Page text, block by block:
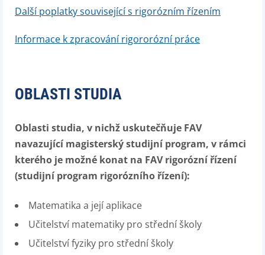
Další poplatky související s rigorózním řízením
Informace k zpracování rigororózní práce
OBLASTI STUDIA
Oblasti studia, v nichž uskutečňuje FAV
navazující magisterský studijní program, v rámci
kterého je možné konat na FAV rigorózní řízení
(studijní program rigorózního řízení):
Matematika a její aplikace
Učitelství matematiky pro střední školy
Učitelství fyziky pro střední školy